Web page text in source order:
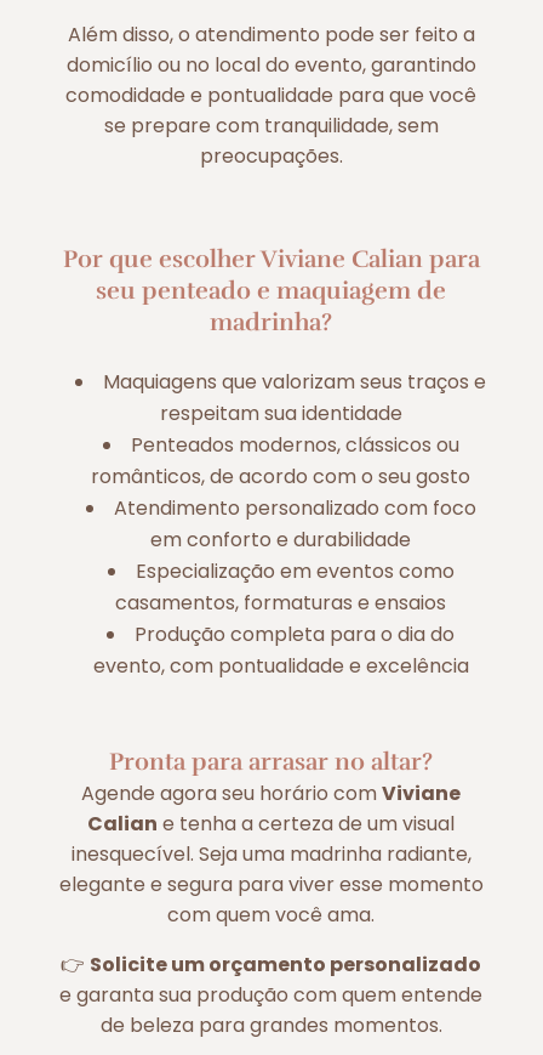
Além disso, o atendimento pode ser feito a
domicílio ou no local do evento, garantindo
comodidade e pontualidade para que você
se prepare com tranquilidade, sem
preocupações.
Por que escolher Viviane Calian para
seu penteado e maquiagem de
madrinha?
Maquiagens que valorizam seus traços e
respeitam sua identidade
Penteados modernos, clássicos ou
românticos, de acordo com o seu gosto
Atendimento personalizado com foco
em conforto e durabilidade
Especialização em eventos como
casamentos, formaturas e ensaios
Produção completa para o dia do
evento, com pontualidade e excelência
Pronta para arrasar no altar?
Agende agora seu horário comViviane
Calian e tenha a certeza de um visual
inesquecível. Seja uma madrinha radiante,
elegante e segura para viver esse momento
com quem você ama.
👉 Solicite um orçamento personalizado
e garanta sua produção com quem entende
de beleza para grandes momentos.